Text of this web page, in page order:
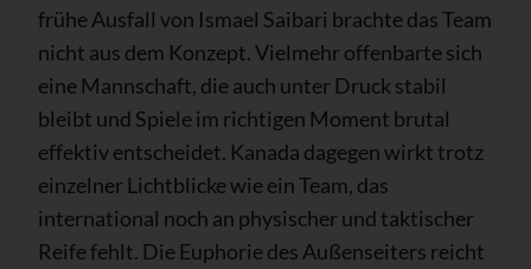
frühe Ausfall von Ismael Saibari brachte das Team
nicht aus dem Konzept. Vielmehr offenbarte sich
eine Mannschaft, die auch unter Druck stabil
bleibt und Spiele im richtigen Moment brutal
effektiv entscheidet. Kanada dagegen wirkt trotz
einzelner Lichtblicke wie ein Team, das
international noch an physischer und taktischer
Reife fehlt. Die Euphorie des Außenseiters reicht